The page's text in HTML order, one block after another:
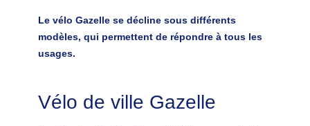
Le vélo Gazelle se décline sous différents
modèles, qui permettent de répondre à tous les
usages.
Vélo de ville Gazelle